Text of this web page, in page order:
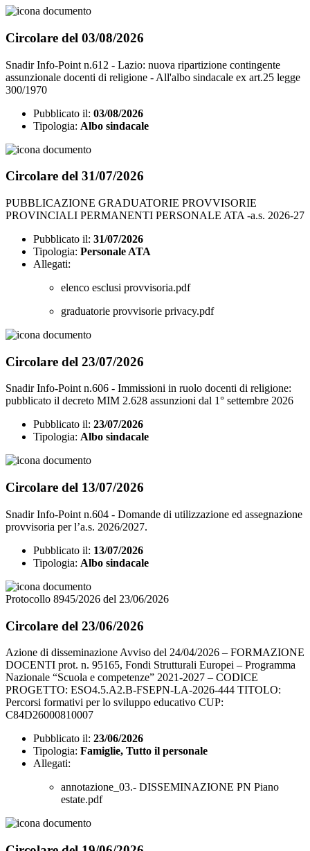
Circolare del 03/08/2026
Snadir Info-Point n.612 - Lazio: nuova ripartizione contingente
assunzionale docenti di religione - All'albo sindacale ex art.25 legge
300/1970
Pubblicato il: 03/08/2026
Tipologia: Albo sindacale
Circolare del 31/07/2026
PUBBLICAZIONE GRADUATORIE PROVVISORIE
PROVINCIALI PERMANENTI PERSONALE ATA -a.s. 2026-27
Pubblicato il: 31/07/2026
Tipologia: Personale ATA
Allegati:
elenco esclusi provvisoria.pdf
graduatorie provvisorie privacy.pdf
Circolare del 23/07/2026
Snadir Info-Point n.606 - Immissioni in ruolo docenti di religione:
pubblicato il decreto MIM 2.628 assunzioni dal 1° settembre 2026
Pubblicato il: 23/07/2026
Tipologia: Albo sindacale
Circolare del 13/07/2026
Snadir Info-Point n.604 - Domande di utilizzazione ed assegnazione
provvisoria per l’a.s. 2026/2027.
Pubblicato il: 13/07/2026
Tipologia: Albo sindacale
Protocollo 8945/2026 del 23/06/2026
Circolare del 23/06/2026
Azione di disseminazione Avviso del 24/04/2026 – FORMAZIONE
DOCENTI prot. n. 95165, Fondi Strutturali Europei – Programma
Nazionale “Scuola e competenze” 2021-2027 – CODICE
PROGETTO: ESO4.5.A2.B-FSEPN-LA-2026-444 TITOLO:
Percorsi formativi per lo sviluppo educativo CUP:
C84D26000810007
Pubblicato il: 23/06/2026
Tipologia: Famiglie, Tutto il personale
Allegati:
annotazione_03.- DISSEMINAZIONE PN Piano
estate.pdf